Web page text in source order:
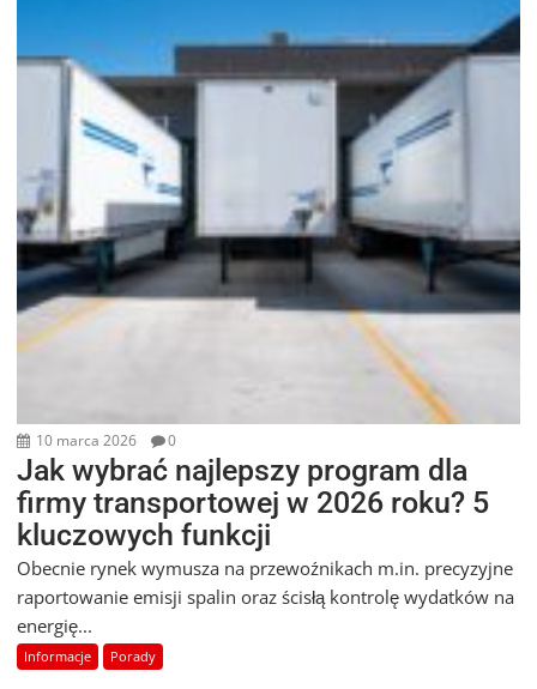
10 marca 2026 0
Jak wybrać najlepszy program dla
firmy transportowej w 2026 roku? 5
kluczowych funkcji
Obecnie rynek wymusza na przewoźnikach m.in. precyzyjne
raportowanie emisji spalin oraz ścisłą kontrolę wydatków na
energię...
Informacje Porady